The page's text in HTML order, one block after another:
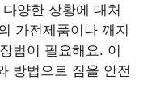
양한 상황에 대처
가전제품이나 깨지
법이 필요해요. 이
방법으로 짐을 안전